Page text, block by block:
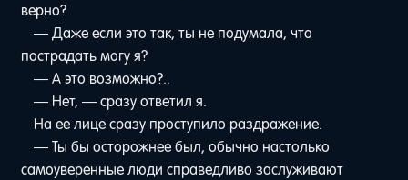
верно?
— Даже если это так, ты не подумала, что
пострадать могу я?
— А это возможно?..
— Нет, — сразу ответил я.
На ее лице сразу проступило раздражение.
— Ты бы осторожнее был, обычно настолько
самоуверенные люди справедливо заслуживают